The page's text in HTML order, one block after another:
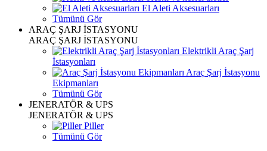
El Aleti Aksesuarları
Tümünü Gör
ARAÇ ŞARJ İSTASYONU
ARAÇ ŞARJ İSTASYONU
Elektrikli Araç Şarj
İstasyonları
Araç Şarj İstasyonu
Ekipmanları
Tümünü Gör
JENERATÖR & UPS
JENERATÖR & UPS
Piller
Tümünü Gör